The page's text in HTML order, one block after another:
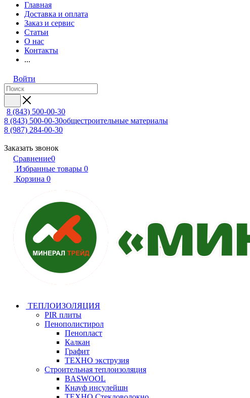
Главная
Доставка и оплата
Заказ и сервис
Статьи
О нас
Контакты
...
Войти
8 (843) 500-00-30
8 (843) 500-00-30общестроительные материалы
8 (987) 284-00-30
Заказать звонок
Сравнение0
Избранные товары 0
Корзина 0
ТЕПЛОИЗОЛЯЦИЯ
PIR плиты
Пенополистирол
Пенопласт
Калкан
Графит
ТЕХНО экструзия
Строительная теплоизоляция
BASWOOL
Кнауф инсулейшн